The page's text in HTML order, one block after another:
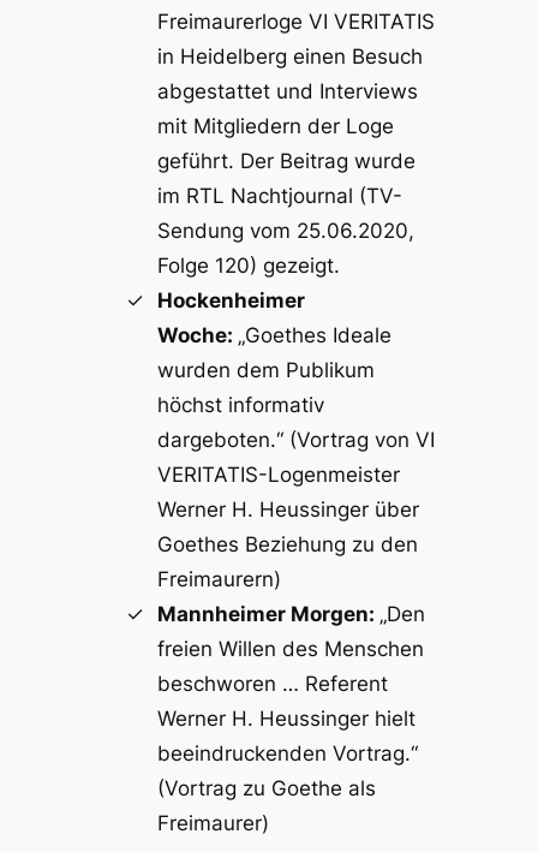
Freimaurerloge VI VERITATIS
in Heidelberg einen Besuch
abgestattet und Interviews
mit Mitgliedern der Loge
geführt. Der Beitrag wurde
im RTL Nachtjournal (TV-
Sendung vom 25.06.2020,
Folge 120) gezeigt.
Hockenheimer
Woche: „Goethes Ideale
wurden dem Publikum
höchst informativ
dargeboten.“ (Vortrag von VI
VERITATIS-Logenmeister
Werner H. Heussinger über
Goethes Beziehung zu den
Freimaurern)
Mannheimer Morgen: „Den
freien Willen des Menschen
beschworen … Referent
Werner H. Heussinger hielt
beeindruckenden Vortrag.“
(Vortrag zu Goethe als
Freimaurer)